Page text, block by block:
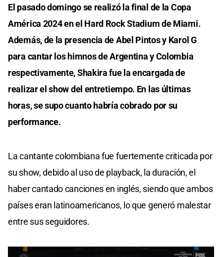
El pasado domingo se realizó la final de la Copa
América 2024 en el Hard Rock Stadium de Miami.
Además, de la presencia de Abel Pintos y Karol G
para cantar los himnos de Argentina y Colombia
respectivamente, Shakira fue la encargada de
realizar el show del entretiempo. En las últimas
horas, se supo cuanto habría cobrado por su
performance.
La cantante colombiana fue fuertemente criticada por
su show, debido al uso de playback, la duración, el
haber cantado canciones en inglés, siendo que ambos
países eran latinoamericanos, lo que generó malestar
entre sus seguidores.